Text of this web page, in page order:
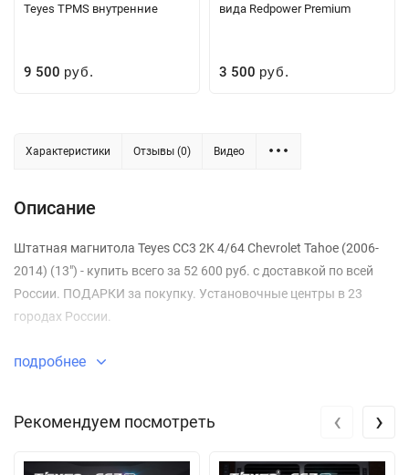
Teyes TPMS внутренние
9 500 руб.
вида Redpower Premium
3 500 руб.
Характеристики Отзывы (0) Видео
Описание
Штатная магнитола Teyes CC3 2K 4/64 Chevrolet Tahoe (2006-
2014) (13") - купить всего за 52 600 руб. с доставкой по всей
России. ПОДАРКИ за покупку. Установочные центры в 23
городах России.
подробнее
Рекомендуем посмотреть ‹ ›